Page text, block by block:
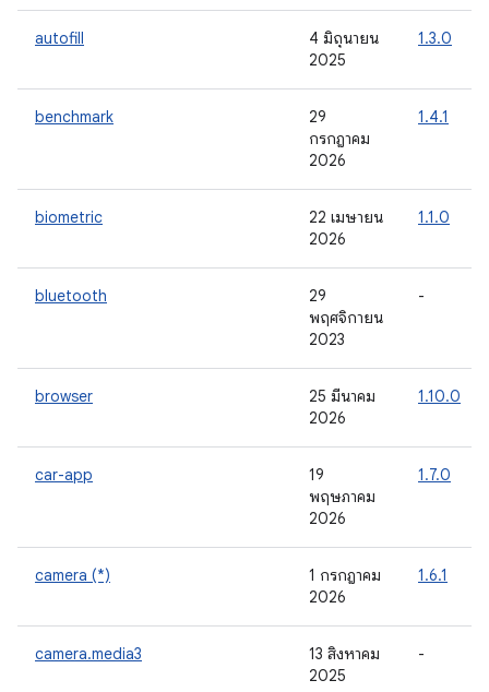
autofill
4 มิถุนายน
2025
1.3.0
benchmark
29
กรกฎาคม
2026
1.4.1
biometric
22 เมษายน
2026
1.1.0
bluetooth
29
พฤศจิกายน
2023
-
browser
25 มีนาคม
2026
1.10.0
car-app
19
พฤษภาคม
2026
1.7.0
camera (*)
1 กรกฎาคม
2026
1.6.1
camera.media3
13 สิงหาคม
2025
-